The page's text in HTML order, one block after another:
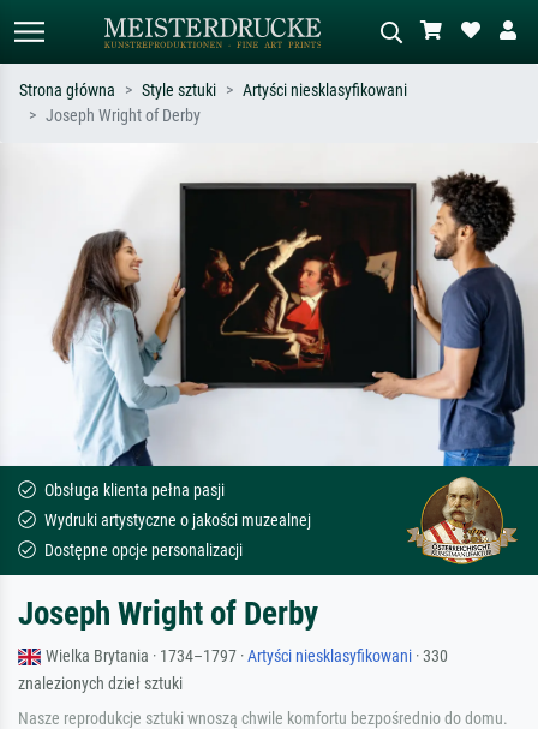
Opisz scenę – np. zielona łąka,
abstrakcja z czerwienią, ciemny olej,
stojący akt obok drzewa.
Strona główna Style sztuki
Artyści niesklasyfikowani
Joseph Wright of Derby
Obsługa klienta pełna pasji
Wydruki artystyczne o jakości muzealnej
Dostępne opcje personalizacji
Joseph Wright of Derby
Wielka Brytania · 1734–1797 ·Artyści niesklasyfikowani · 330
znalezionych dzieł sztuki
Nasze reprodukcje sztuki wnoszą chwile komfortu bezpośrednio do domu.